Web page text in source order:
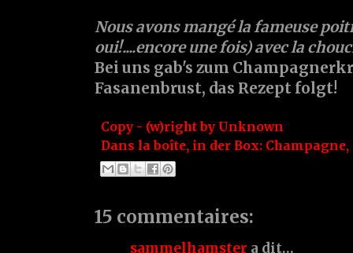
Nous avons mangé la fameuse
oui!....encore une fois) avec la
Bei uns gab's zum
Fasanenbrust, das Rezept folgt!
Copy - (w)right by Unknown
Dans la boîte, in der Box: Champagne,
15 commentaires:
sammelhamster a dit…